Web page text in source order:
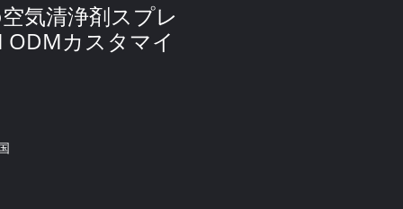
気清浄剤スプレ
ODMカスタマイ